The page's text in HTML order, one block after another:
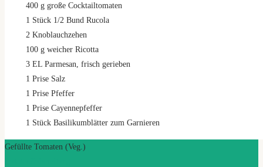
400 g große Cocktailtomaten
1 Stück 1/2 Bund Rucola
2 Knoblauchzehen
100 g weicher Ricotta
3 EL Parmesan, frisch gerieben
1 Prise Salz
1 Prise Pfeffer
1 Prise Cayennepfeffer
1 Stück Basilikumblätter zum Garnieren
Gefüllte Tomaten (Veg.)